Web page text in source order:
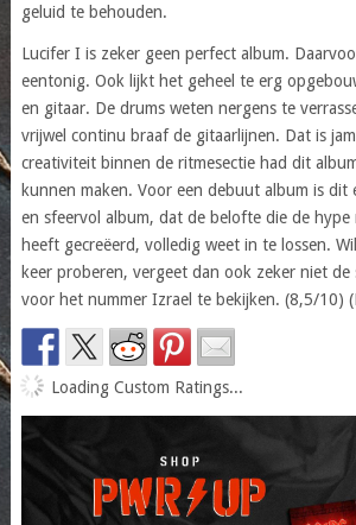
geluid te behouden.
Lucifer I is zeker geen perfect album.
eentonig. Ook lijkt het geheel te erg
en gitaar. De drums weten nergens te
vrijwel continu braaf de gitaarlijnen. Dat is
creativiteit binnen de ritmesectie had dit
kunnen maken. Voor een debuut album is dit
en sfeervol album, dat de belofte die de hype
heeft gecreëerd, volledig weet in te lossen.
keer proberen, vergeet dan ook zeker niet de
voor het nummer Izrael te bekijken. (8,5/10)
Loading Custom Ratings...